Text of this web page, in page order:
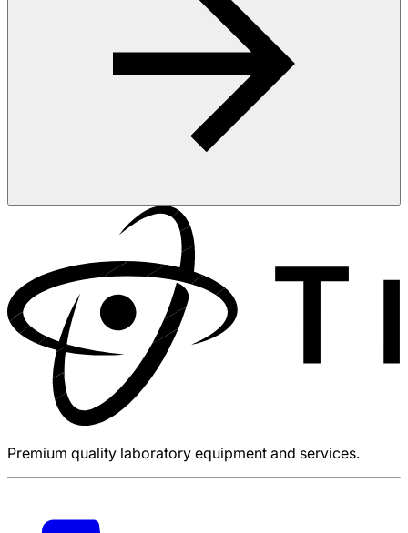
Premium quality laboratory equipment and services.